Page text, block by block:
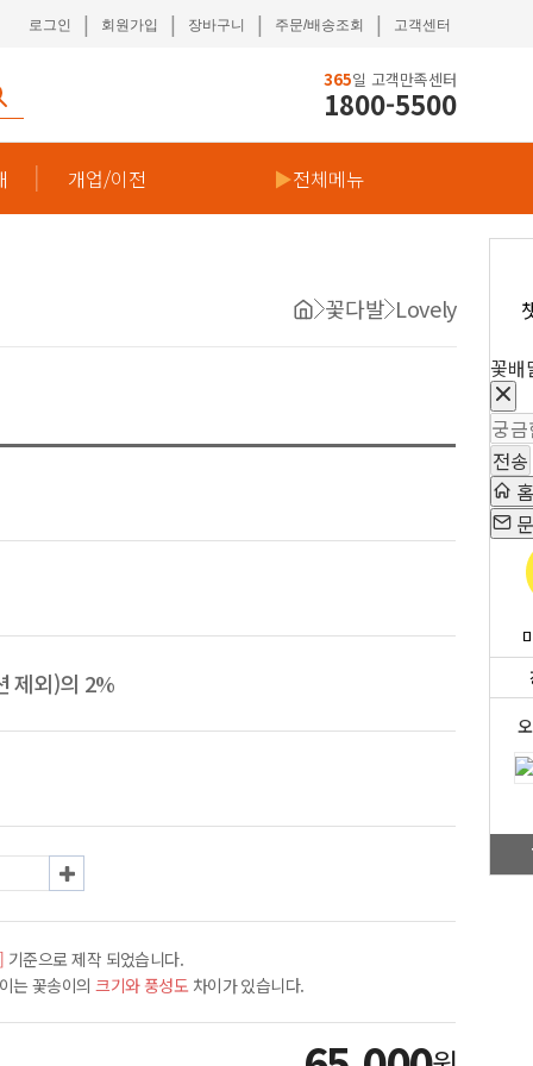
로그인 | 회원가입 | 장바구니 | 주문/배송조회 | 고객센터
365일 고객만족센터
1800-5500
개업/이전 ▶전체메뉴
꽃다발 Lovely
제외)의 2%
기준으로 제작 되었습니다.
는 꽃송이의크기와 풍성도 차이가 있습니다.
꽃배
전송
홈